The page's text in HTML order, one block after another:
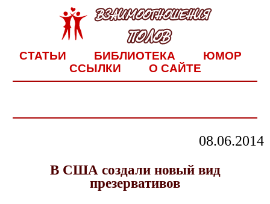
СТАТЬИ БИБЛИОТЕКА
ЮМОР
ССЫЛКИ
О САЙТЕ
08.06.2014
В США создали новый вид
презервативов